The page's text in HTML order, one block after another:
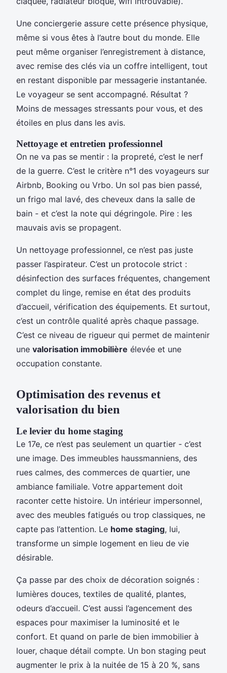
Une conciergerie assure cette présence physique,
même si vous êtes à l’autre bout du monde. Elle
peut même organiser l’enregistrement à distance,
avec remise des clés via un coffre intelligent, tout
en restant disponible par messagerie instantanée.
Le voyageur se sent accompagné. Résultat ?
Moins de messages stressants pour vous, et des
étoiles en plus dans les avis.
Nettoyage et entretien professionnel
On ne va pas se mentir : la propreté, c’est le nerf
de la guerre. C’est le critère n°1 des voyageurs sur
Airbnb, Booking ou Vrbo. Un sol pas bien passé,
un frigo mal lavé, des cheveux dans la salle de
bain - et c’est la note qui dégringole. Pire : les
mauvais avis se propagent.
Un nettoyage professionnel, ce n’est pas juste
passer l’aspirateur. C’est un protocole strict :
désinfection des surfaces fréquentes, changement
complet du linge, remise en état des produits
d’accueil, vérification des équipements. Et surtout,
c’est un contrôle qualité après chaque passage.
C’est ce niveau de rigueur qui permet de maintenir
une valorisation immobilière élevée et une
occupation constante.
Optimisation des revenus et
valorisation du bien
Le levier du home staging
Le 17e, ce n’est pas seulement un quartier - c’est
une image. Des immeubles haussmanniens, des
rues calmes, des commerces de quartier, une
ambiance familiale. Votre appartement doit
raconter cette histoire. Un intérieur impersonnel,
avec des meubles fatigués ou trop classiques, ne
capte pas l’attention. Le home staging, lui,
transforme un simple logement en lieu de vie
désirable.
Ça passe par des choix de décoration soignés :
lumières douces, textiles de qualité, plantes,
odeurs d’accueil. C’est aussi l’agencement des
espaces pour maximiser la luminosité et le
confort. Et quand on parle de bien immobilier à
louer, chaque détail compte. Un bon staging peut
augmenter le prix à la nuitée de 15 à 20 %, sans